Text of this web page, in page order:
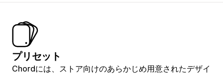
プリセット
Chordには、ストア向けのあらかじめ用意されたデザイ